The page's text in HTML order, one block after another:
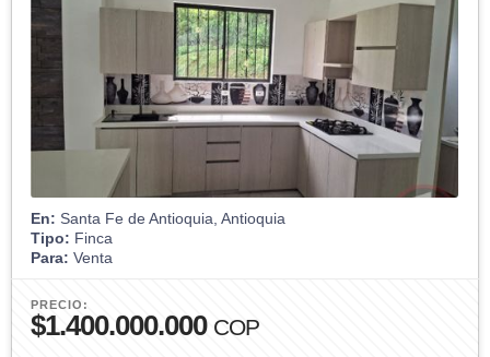
En: Santa Fe de Antioquia, Antioquia
Tipo: Finca
Para: Venta
PRECIO:
$1.400.000.000 COP